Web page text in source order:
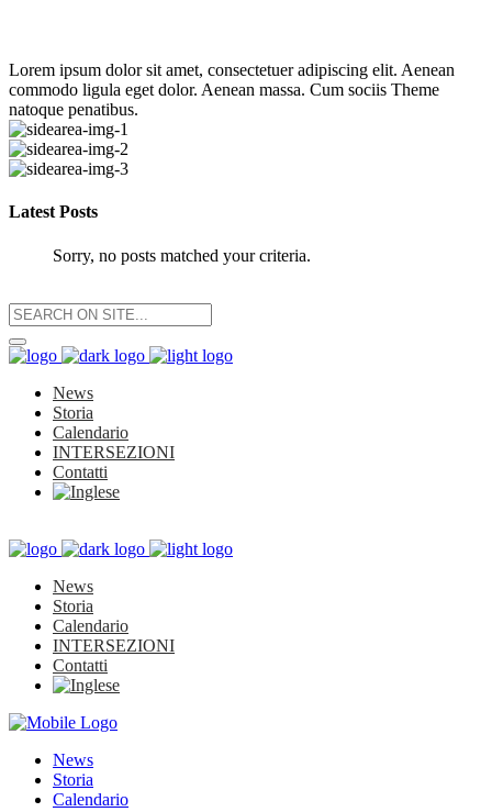
Lorem ipsum dolor sit amet, consectetuer adipiscing elit. Aenean
commodo ligula eget dolor. Aenean massa. Cum sociis Theme
natoque penatibus.
Latest Posts
Sorry, no posts matched your criteria.
News
Storia
Calendario
INTERSEZIONI
Contatti
News
Storia
Calendario
INTERSEZIONI
Contatti
News
Storia
Calendario